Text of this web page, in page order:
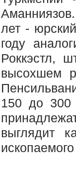
лет -
году
Роккэстл,
высохшем
150 до 300
выглядит